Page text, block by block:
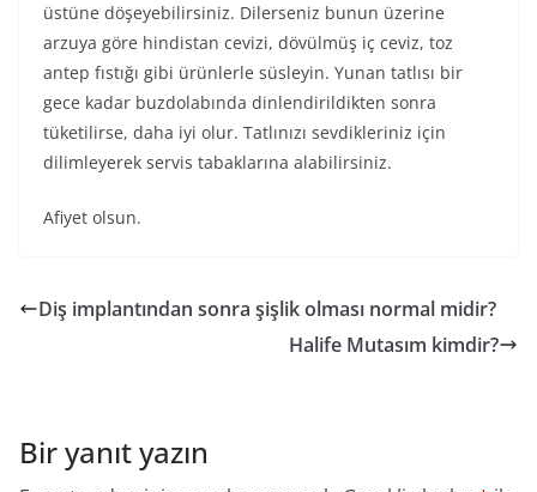
üstüne döşeyebilirsiniz. Dilerseniz bunun üzerine
arzuya göre hindistan cevizi, dövülmüş iç ceviz, toz
antep fıstığı gibi ürünlerle süsleyin. Yunan tatlısı bir
gece kadar buzdolabında dinlendirildikten sonra
tüketilirse, daha iyi olur. Tatlınızı sevdikleriniz için
dilimleyerek servis tabaklarına alabilirsiniz.
Afiyet olsun.
Diş implantından sonra şişlik olması normal midir?
Halife Mutasım kimdir?
Bir yanıt yazın